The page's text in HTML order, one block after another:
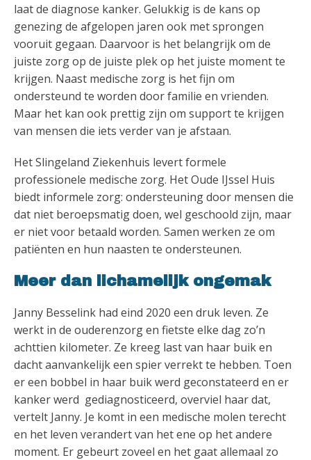
laat de diagnose kanker. Gelukkig is de kans op
genezing de afgelopen jaren ook met sprongen
vooruit gegaan. Daarvoor is het belangrijk om de
juiste zorg op de juiste plek op het juiste moment te
krijgen. Naast medische zorg is het fijn om
ondersteund te worden door familie en vrienden.
Maar het kan ook prettig zijn om support te krijgen
van mensen die iets verder van je afstaan.
Het Slingeland Ziekenhuis levert formele
professionele medische zorg. Het Oude IJssel Huis
biedt informele zorg: ondersteuning door mensen die
dat niet beroepsmatig doen, wel geschoold zijn, maar
er niet voor betaald worden. Samen werken ze om
patiënten en hun naasten te ondersteunen.
Meer dan lichamelijk ongemak
Janny Besselink had eind 2020 een druk leven. Ze
werkt in de ouderenzorg en fietste elke dag zo’n
achttien kilometer. Ze kreeg last van haar buik en
dacht aanvankelijk een spier verrekt te hebben. Toen
er een bobbel in haar buik werd geconstateerd en er
kanker werd gediagnosticeerd, overviel haar dat,
vertelt Janny. Je komt in een medische molen terecht
en het leven verandert van het ene op het andere
moment. Er gebeurt zoveel en het gaat allemaal zo